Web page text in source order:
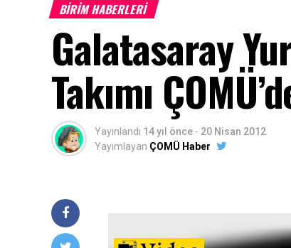
BİRİM HABERLERİ
Galatasaray
Takımı
Yayınlandı 14 yıl önce - 20 Nisan 2012
Yayımlayan ÇOMÜ Haber